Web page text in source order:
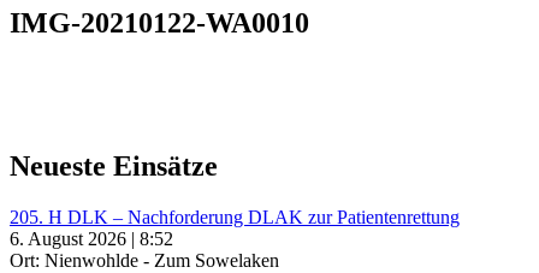
IMG-20210122-WA0010
Neueste Einsätze
205. H DLK – Nachforderung DLAK zur Patientenrettung
6. August 2026 | 8:52
Ort: Nienwohlde - Zum Sowelaken